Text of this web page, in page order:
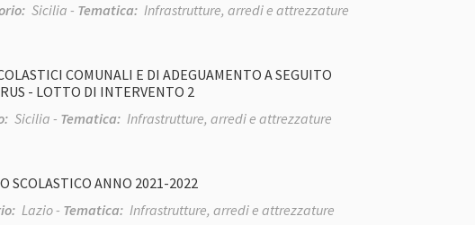
Sicilia - Tematica: Infrastrutture, arredi e attrezzature
COMUNALI E DI ADEGUAMENTO A SEGUITO
- LOTTO DI INTERVENTO 2
Sicilia - Tematica: Infrastrutture, arredi e attrezzature
SCOLASTICO ANNO 2021-2022
Lazio - Tematica: Infrastrutture, arredi e attrezzature